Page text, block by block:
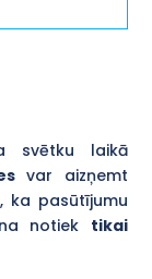
svētku laikā
var aizņemt
ka pasūtījumu
notiek tikai